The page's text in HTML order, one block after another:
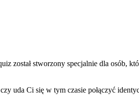
został stworzony specjalnie dla osób,
uda Ci się w tym czasie połączyć